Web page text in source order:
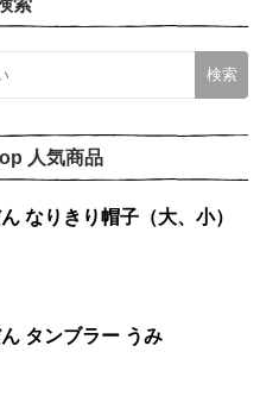
索
人気商品
なりきり帽子（大、小）
ノラネコぐんだん タンブラー うみ